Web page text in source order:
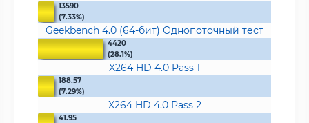
13590
(7.33%)
Geekbench 4.0 (64-бит) Однопоточный тест
4420
(28.1%)
X264 HD 4.0 Pass 1
188.57
(7.29%)
X264 HD 4.0 Pass 2
41.95